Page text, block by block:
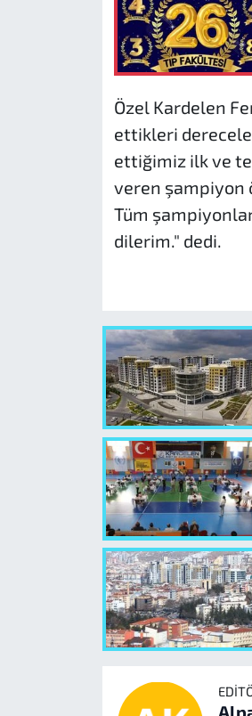
Özel Kardelen
ettikleri
ettiğimiz ilk ve
veren şampiyon
Tüm
dilerim." dedi.